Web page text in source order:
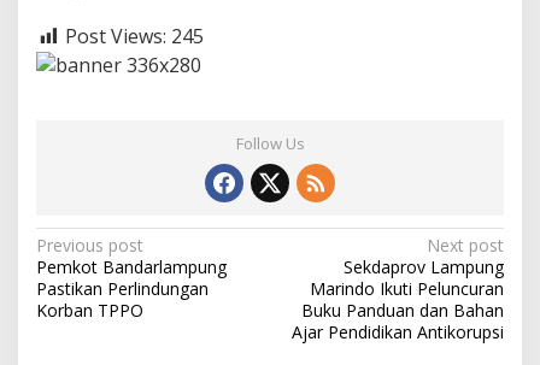
Post Views: 245
Follow Us
P
o
s
Previous post
Pemkot Bandarlampung
Pastikan Perlindungan
Korban TPPO
Next post
Sekdaprov Lampung
Marindo Ikuti Peluncuran
Buku Panduan dan Bahan
Ajar Pendidikan Antikorupsi